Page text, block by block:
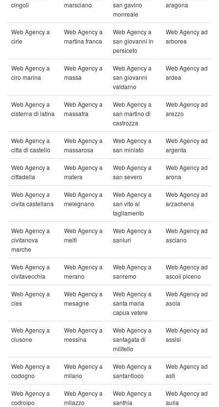
cingoli
marsciano
san gavino
monreale
aragona
Web Agency a
cirie
Web Agency a
martina franca
Web Agency a
san giovanni in
persiceto
Web Agency ad
arborea
Web Agency a
ciro marina
Web Agency a
massa
Web Agency a
san giovanni
valdarno
Web Agency ad
ardea
Web Agency a
cisterna di latina
Web Agency a
massafra
Web Agency a
san martino di
castrozza
Web Agency ad
arezzo
Web Agency a
citta di castello
Web Agency a
massarosa
Web Agency a
san miniato
Web Agency ad
argenta
Web Agency a
cittadella
Web Agency a
matera
Web Agency a
san severo
Web Agency ad
arona
Web Agency a
civita castellana
Web Agency a
melegnano
Web Agency a
san vito al
tagliamento
Web Agency ad
arzachena
Web Agency a
civitanova
marche
Web Agency a
melfi
Web Agency a
sanluri
Web Agency ad
asciano
Web Agency a
civitavecchia
Web Agency a
merano
Web Agency a
sanremo
Web Agency ad
ascoli piceno
Web Agency a
cles
Web Agency a
mesagne
Web Agency a
santa maria
capua vetere
Web Agency ad
asola
Web Agency a
clusone
Web Agency a
messina
Web Agency a
santagata di
militello
Web Agency ad
assisi
Web Agency a
codogno
Web Agency a
milano
Web Agency a
santantioco
Web Agency ad
asti
Web Agency a
codroipo
Web Agency a
milazzo
Web Agency a
santhia
Web Agency ad
aulla